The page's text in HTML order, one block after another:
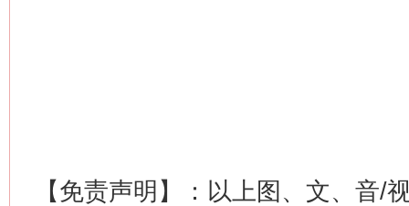
【免责声明】：以上图、文、音/